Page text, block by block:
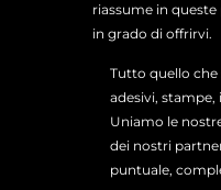
riassume in
in grado di offrirvi.
Tutto quello che
adesivi, stampe,
Uniamo le
dei nostri
puntuale,